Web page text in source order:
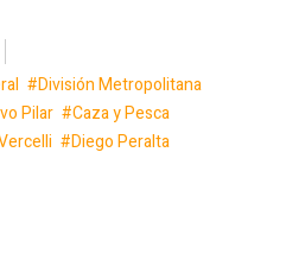
División Metropolitana
Pilar
Caza y Pesca
Diego Peralta